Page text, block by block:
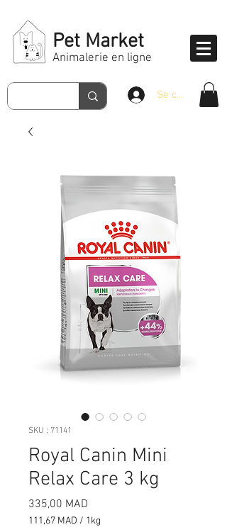
Pet Market
Animalerie en ligne
Se connecter
SKU : 71141
Royal Canin Mini
Relax Care 3 kg
335,00 MAD
111,67 MAD / 1kg